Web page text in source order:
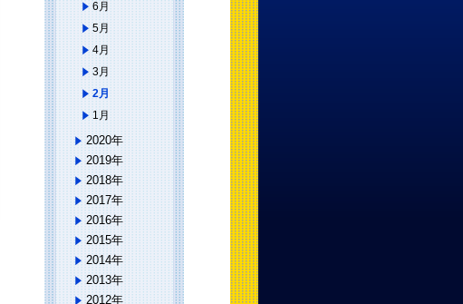
6月
5月
4月
3月
2月
1月
2020年
2019年
2018年
2017年
2016年
2015年
2014年
2013年
2012年